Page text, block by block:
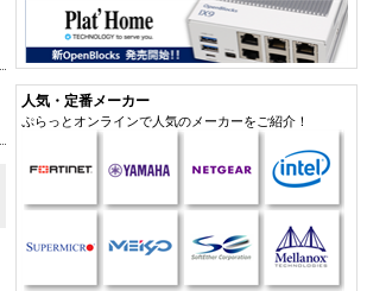
人気・定番メーカー
ぷらっとオンラインで人気のメーカーをご紹介！